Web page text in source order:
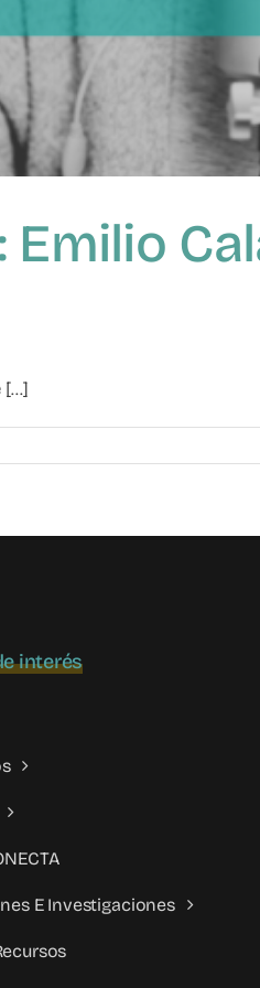
interés
E Investigaciones